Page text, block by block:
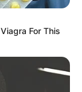
téli For This